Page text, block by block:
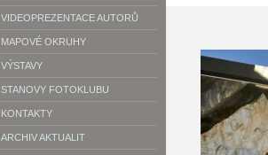
VIDEOPREZENTACE AUTORŮ
MAPOVÉ OKRUHY
VÝSTAVY
STANOVY FOTOKLUBU
KONTAKTY
ARCHIV AKTUALIT